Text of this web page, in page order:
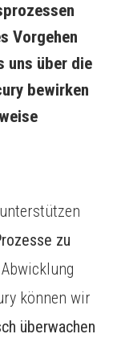
Vorgehen
uns über die
bewirken
zu
können wir
überwachen